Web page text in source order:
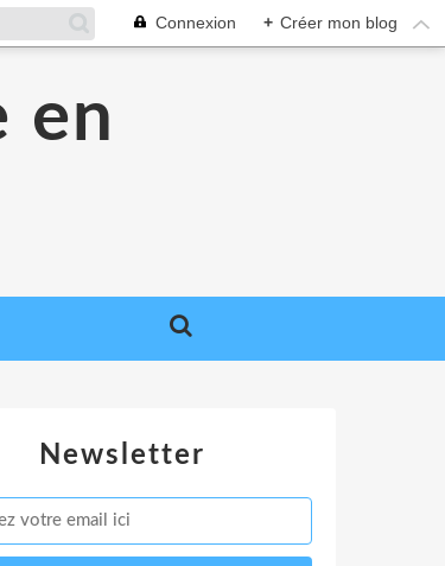
Connexion + Créer mon blog
en
Newsletter